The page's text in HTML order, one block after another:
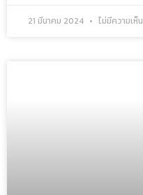
21 มีนาคม 2024 ไม่มีความเห็น